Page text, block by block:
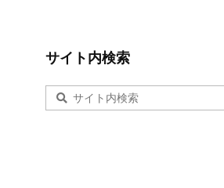
サイト内検索